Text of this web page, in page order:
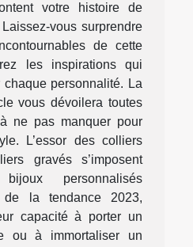
votre histoire de
vous surprendre
de cette
les inspirations qui
personnalité. La
vous dévoilera toutes
ne pas manquer pour
L’essor des colliers
gravés s’imposent
personnalisés
de la tendance 2023,
capacité à porter un
ou à immortaliser un